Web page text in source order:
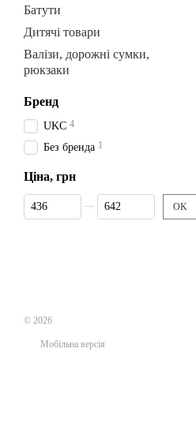
Батути
Дитячі товари
Валізи, дорожні сумки,
рюкзаки
Бренд
UKC 4
Без бренда 1
Ціна, грн
Від Ціна, грн
До Ціна, грн
OK
© 2026
Мобільна версія